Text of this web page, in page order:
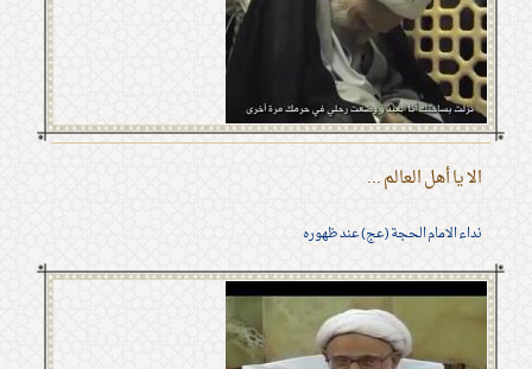
الا يا أهل العالم ...
نداء الامام الحجة (عج) عند ظهوره